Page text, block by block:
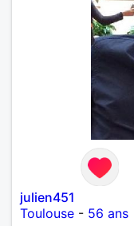
julien451
Toulouse - 56 ans